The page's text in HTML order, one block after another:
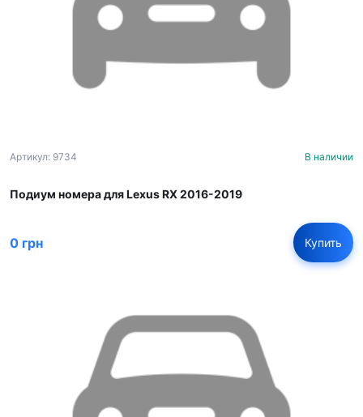
Артикул: 9734 В наличии
Подиум номера для Lexus RX 2016-2019
0 грн Купить